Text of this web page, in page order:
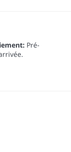
Pré-